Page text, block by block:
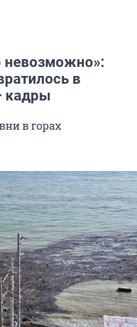
невозможно»:
в
кадры
в горах